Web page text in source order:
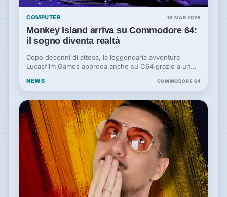
COMPUTER 19 MAR 2026
Monkey Island arriva su Commodore 64:
il sogno diventa realtà
Dopo decenni di attesa, la leggendaria avventura
Lucasfilm Games approda anche su C64 grazie a un
NEWS COMMODORE 64